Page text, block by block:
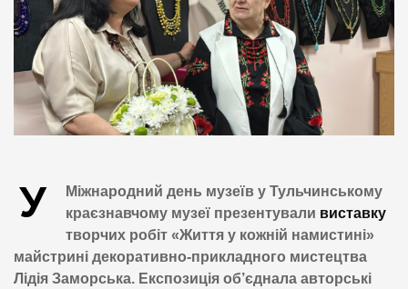
У
Міжнародний день музеїв у Тульчинському
краєзнавчому музеї презентували виставку
творчих робіт «Життя у кожній намистині»
майстрині декоративно-прикладного мистецтва
Лідія Заморська. Експозиція об’єднала авторські